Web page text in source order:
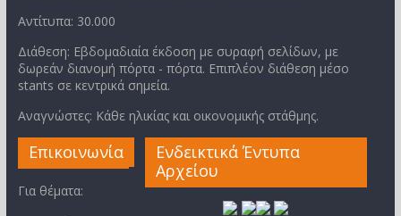
Αντίτυπα: 30.000
Διάθεση: Εβδομαδιαία έκδοση με συραφή σελίδων, με
δωρεάν διανομή πόρτα - πόρτα. Επιπλέον διάθεση μέσο
stants σε κεντρικά σημεία.
Αναγνώστες: Κάθε ηλικίας και οικονομικής στάθμης.
Επικοινωνία
Για θέματα:
Ενδεικτικά Έντυπα
Αρχείου